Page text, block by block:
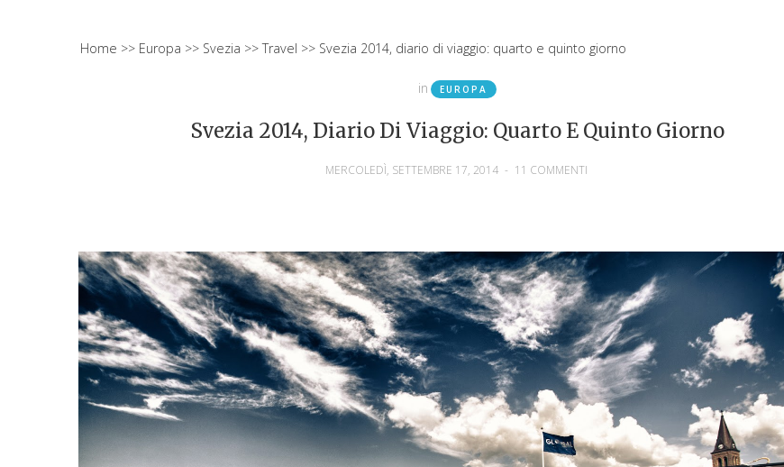
Home Europa Svezia Travel Svezia 2014, diario di viaggio: quarto e quinto giorno
in EUROPA
Svezia 2014, Diario Di Viaggio: Quarto E Quinto Giorno
MERCOLEDÌ, SETTEMBRE 17, 2014 - 11 COMMENTI